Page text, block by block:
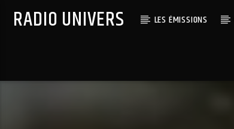
RADIO UNIVERS LES ÉMISSIONS